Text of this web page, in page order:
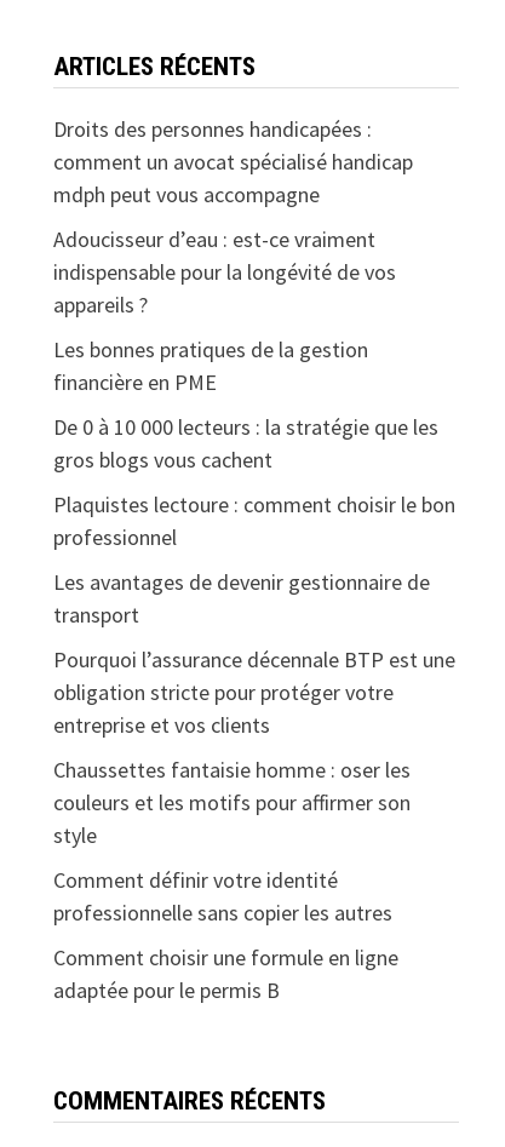
ARTICLES RÉCENTS
Droits des personnes handicapées :
comment un avocat spécialisé handicap
mdph peut vous accompagne
Adoucisseur d’eau : est-ce vraiment
indispensable pour la longévité de vos
appareils ?
Les bonnes pratiques de la gestion
financière en PME
De 0 à 10 000 lecteurs : la stratégie que les
gros blogs vous cachent
Plaquistes lectoure : comment choisir le bon
professionnel
Les avantages de devenir gestionnaire de
transport
Pourquoi l’assurance décennale BTP est une
obligation stricte pour protéger votre
entreprise et vos clients
Chaussettes fantaisie homme : oser les
couleurs et les motifs pour affirmer son
style
Comment définir votre identité
professionnelle sans copier les autres
Comment choisir une formule en ligne
adaptée pour le permis B
COMMENTAIRES RÉCENTS